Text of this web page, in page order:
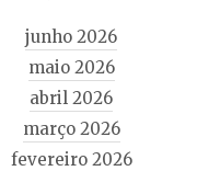
junho 2026
maio 2026
abril 2026
março 2026
fevereiro 2026